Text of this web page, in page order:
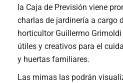
la Caja de Previsión viene
charlas de jardinería a cargo
horticultor Guillermo
útiles y creativos para el
y huertas familiares.
Las mimas las podrán